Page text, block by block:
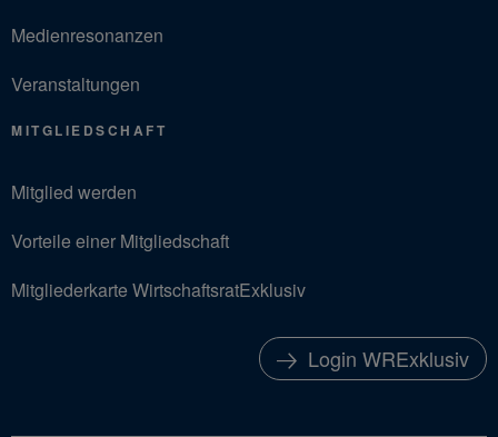
Medienresonanzen
Veranstaltungen
MITGLIEDSCHAFT
Mitglied werden
Vorteile einer Mitgliedschaft
Mitgliederkarte WirtschaftsratExklusiv
Login WRExklusiv